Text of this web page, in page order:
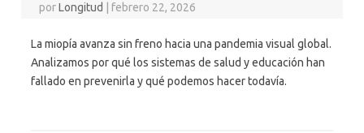
porLongitud febrero 22, 2026
La miopía avanza sin freno hacia una pandemia visual global.
Analizamos por qué los sistemas de salud y educación han
fallado en prevenirla y qué podemos hacer todavía.